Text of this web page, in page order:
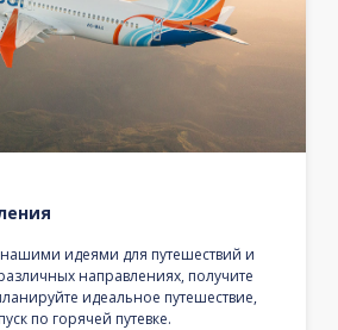
идеями для путешествий и
направлениях, получите
идеальное путешествие,
по горячей путевке.